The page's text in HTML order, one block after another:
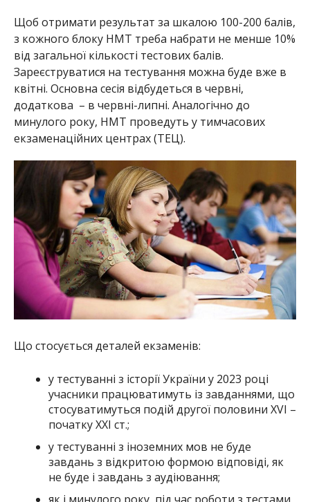
Щоб отримати результат за шкалою 100-200 балів,
з кожного блоку НМТ треба набрати не менше 10%
від загальної кількості тестових балів.
Зареєструватися на тестування можна буде вже в
квітні. Основна сесія відбудеться в червні,
додаткова – в червні-липні. Аналогічно до
минулого року, НМТ проведуть у тимчасових
екзаменаційних центрах (ТЕЦ).
Що стосується деталей екзаменів:
у тестуванні з історії України у 2023 році
учасники працюватимуть із завданнями, що
стосуватимуться подій другої половини XVI –
початку ХХІ ст.;
у тестуванні з іноземних мов не буде
завдань з відкритою формою відповіді, як
не буде і завдань з аудіювання;